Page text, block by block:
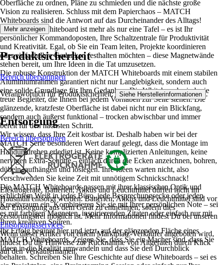
Oberfläche zu ordnen, Pläne zu schmieden und die nächste große
Vision zu realisieren. Schluss mit dem Papierchaos – MATCH
Whiteboards sind die Antwort auf das Durcheinander des Alltags!
Ein MATCH Whiteboard ist mehr als nur eine Tafel – es ist Ihr
persönlicher Kommandoposten, Ihre Schaltzentrale für Produktivität
und Kreativität. Egal, ob Sie ein Team leiten, Projekte koordinieren
oder einfach Ihre Gedanken festhalten möchten – diese Magnetwände
stehen bereit, um Ihre Ideen in die Tat umzusetzen.
Die robuste Konstruktion der MATCH Whiteboards mit einem stabilen
Aluminiumrahmen garantiert nicht nur Langlebigkeit, sondern auch
eine solide Grundlage für Ihre Gedanken. Die Whiteboards sind wie
treue Begleiter, die Ihnen bei jedem Vorhaben zur Seite stehen. Die
glänzende, kratzfeste Oberfläche ist dabei nicht nur ein Blickfang,
sondern auch äußerst funktional – trocken abwischbar und immer
bereit für den nächsten Schritt.
Wir wissen, dass Ihre Zeit kostbar ist. Deshalb haben wir bei der
MATCH Serie besonderen Wert darauf gelegt, dass die Montage im
Handumdrehen erledigt ist. Keine komplizierten Anleitungen, keine
nervigen Extra-Schritte – einfach durch die Ecken anzeichnen, bohren,
dübeln, aufhängen und loslegen. Ihre Ideen warten nicht, also
verschwenden Sie keine Zeit mit unnötigem Schnickschnack!
Die MATCH Whiteboards passen mit ihrer klassischen Optik und
schlichtem Weiß in jedes Büro, jede Besprechungsecke oder jeden
Kreativraum ein. Kombinieren Sie sie mit Ihrer persönlichen Note – sei
es mit farbigen Magneten, inspirierenden Zitaten oder einfach nur mit
Ihren kreativen Spuren.
Ihr Erfolg beginnt hier und jetzt, auf der glänzenden Fläche eines
MATCH Whiteboards. Zeigen Sie, dass Sie ein Macher sind, dass Sie
Ideen in die Realität umwandeln und dass Sie den Durchblick
behalten. Schreiben Sie Ihre Geschichte auf diese Whiteboards – sei es
Mehr anzeigen
Produktsicherheit
Bereich überspringen
Verantwortlich für Produktsicherheit: Siehe Herstellerinformationen .
Entsorgung
Bereich überspringen
Elektrogeräte, Batterien, Akkus und Leuchtmittel dürfen nicht im
Hausmüll entsorgt werden. Batterien, Akkus und Leuchtmittel sind vor
der Entsorgung aus dem Gerät zu entnehmen, sofern dies
zerstörungsfrei möglich ist. Mehr Informationen findest Du bei unseren
Entsorgungsservices.
Wenn dieser Artikel von einem Marktplatz-Verkäufer angeboten wird,
findest Du die Hinweise zur Rücknahme von Altgeräten durch Klick
auf den Verkäufernamen.